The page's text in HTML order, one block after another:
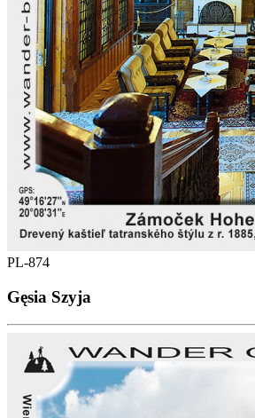
PL-874
Gęsia Szyja